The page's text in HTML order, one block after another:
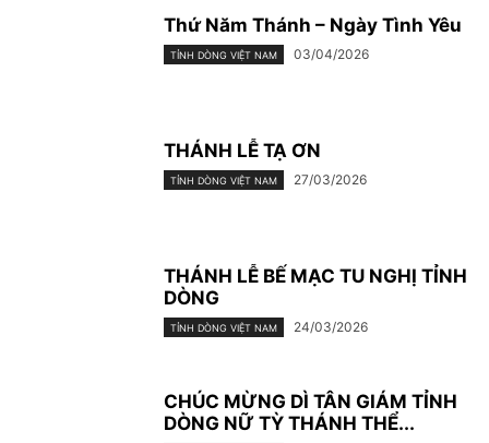
Thứ Năm Thánh – Ngày Tình Yêu
TỈNH DÒNG VIỆT NAM 03/04/2026
THÁNH LỄ TẠ ƠN
TỈNH DÒNG VIỆT NAM 27/03/2026
THÁNH LỄ BẾ MẠC TU NGHỊ TỈNH
DÒNG
TỈNH DÒNG VIỆT NAM 24/03/2026
CHÚC MỪNG DÌ TÂN GIÁM TỈNH
DÒNG NỮ TỲ THÁNH THỂ...